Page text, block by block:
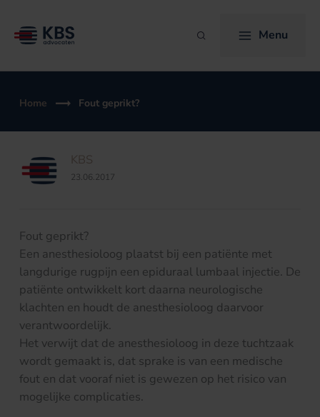
naar
Zoeken Menu
Home Fout geprikt?
KBS
23.06.2017
Fout geprikt?
Een anesthesioloog plaatst bij een patiënte met
langdurige rugpijn een epiduraal lumbaal injectie. De
patiënte ontwikkelt kort daarna neurologische
klachten en houdt de anesthesioloog daarvoor
verantwoordelijk.
Het verwijt dat de anesthesioloog in deze tuchtzaak
wordt gemaakt is, dat sprake is van een medische
fout en dat vooraf niet is gewezen op het risico van
mogelijke complicaties.